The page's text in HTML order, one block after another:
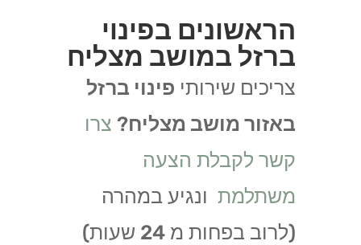
הראשונים בפינוי
ברזל במושב מצליח
צריכים שירותי פינוי ברזל
באזור מושב מצליח? צרו
קשר לקבלת הצעה
משתלמתונגיע במהרה
(לרוב בפחות מ 24 שעות)